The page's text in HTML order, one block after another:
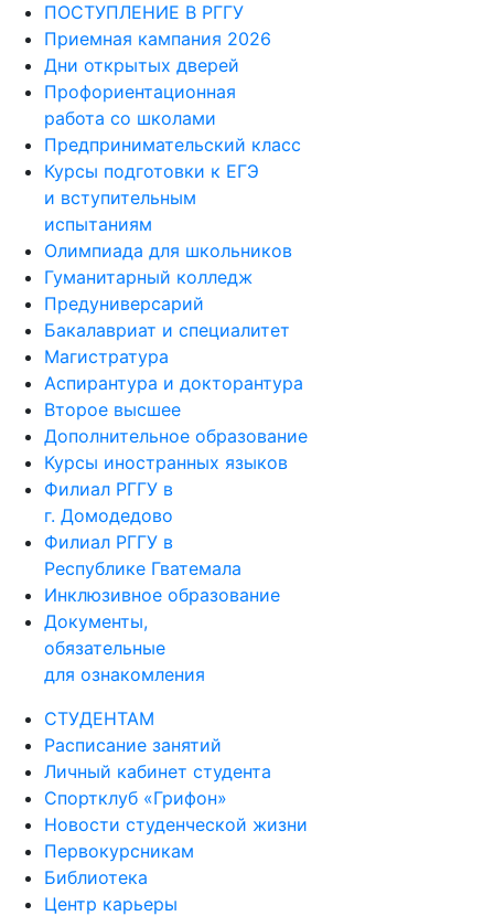
ПОСТУПЛЕНИЕ В РГГУ
Приемная кампания 2026
Дни открытых дверей
Профориентационная
работа со школами
Предпринимательский класс
Курсы подготовки к ЕГЭ
и вступительным
испытаниям
Олимпиада для школьников
Гуманитарный колледж
Предуниверсарий
Бакалавриат и специалитет
Магистратура
Аспирантура и докторантура
Второе высшее
Дополнительное образование
Курсы иностранных языков
Филиал РГГУ в
г. Домодедово
Филиал РГГУ в
Республике Гватемала
Инклюзивное образование
Документы,
обязательные
для ознакомления
СТУДЕНТАМ
Расписание занятий
Личный кабинет студента
Спортклуб «Грифон»
Новости студенческой жизни
Первокурсникам
Библиотека
Центр карьеры